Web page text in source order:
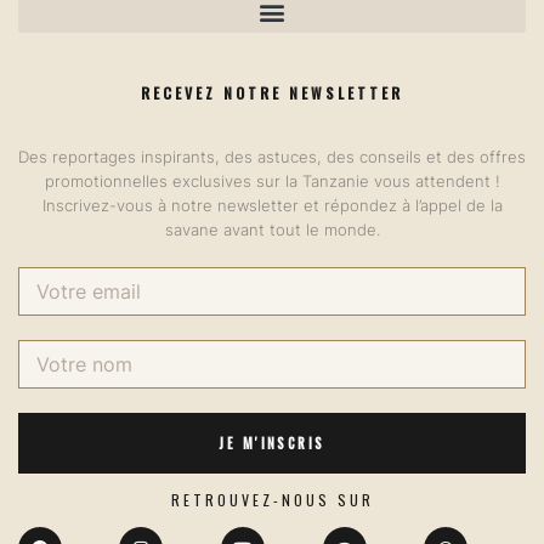
RECEVEZ NOTRE NEWSLETTER
Des reportages inspirants, des astuces, des conseils et des offres
promotionnelles exclusives sur la Tanzanie vous attendent !
Inscrivez-vous à notre newsletter et répondez à l’appel de la
savane avant tout le monde.
JE M'INSCRIS
RETROUVEZ-NOUS SUR